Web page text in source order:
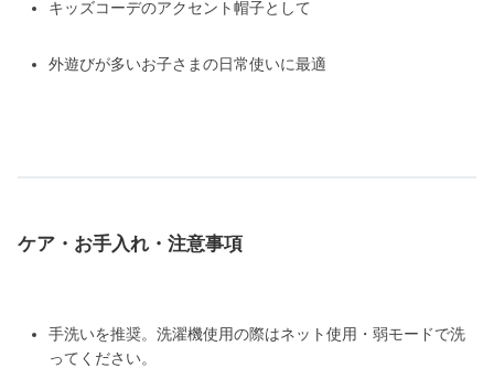
キッズコーデのアクセント帽子として
外遊びが多いお子さまの日常使いに最適
ケア・お手入れ・注意事項
手洗いを推奨。洗濯機使用の際はネット使用・弱モードで洗
ってください。